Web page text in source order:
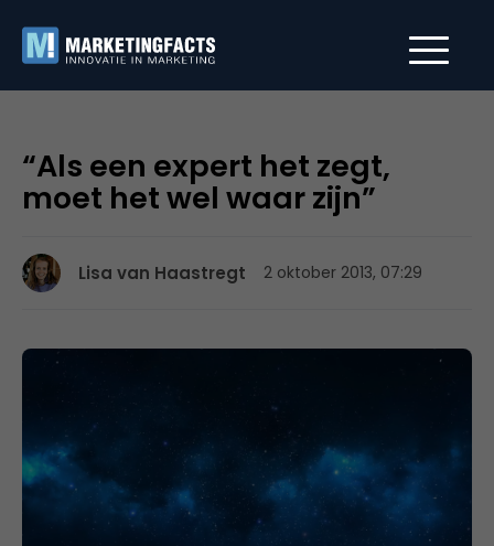
“Als een expert het zegt,
moet het wel waar zijn”
Lisa van Haastregt 2 oktober 2013, 07:29